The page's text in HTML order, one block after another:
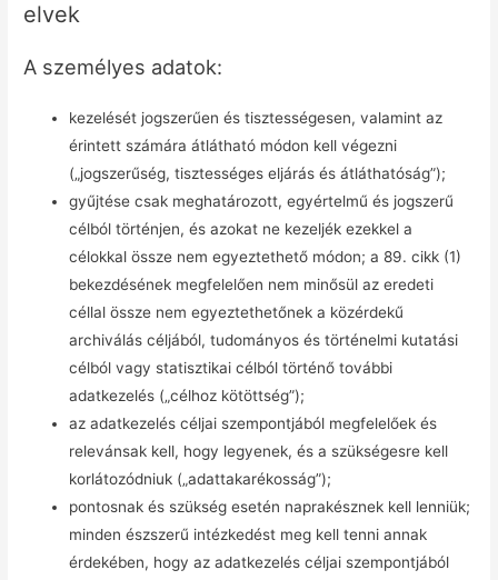
elvek
A személyes adatok:
kezelését jogszerűen és tisztességesen, valamint az
érintett számára átlátható módon kell végezni
(„jogszerűség, tisztességes eljárás és átláthatóság”);
gyűjtése csak meghatározott, egyértelmű és jogszerű
célból történjen, és azokat ne kezeljék ezekkel a
célokkal össze nem egyeztethető módon; a 89. cikk (1)
bekezdésének megfelelően nem minősül az eredeti
céllal össze nem egyeztethetőnek a közérdekű
archiválás céljából, tudományos és történelmi kutatási
célból vagy statisztikai célból történő további
adatkezelés („célhoz kötöttség”);
az adatkezelés céljai szempontjából megfelelőek és
relevánsak kell, hogy legyenek, és a szükségesre kell
korlátozódniuk („adattakarékosság”);
pontosnak és szükség esetén naprakésznek kell lenniük;
minden észszerű intézkedést meg kell tenni annak
érdekében, hogy az adatkezelés céljai szempontjából